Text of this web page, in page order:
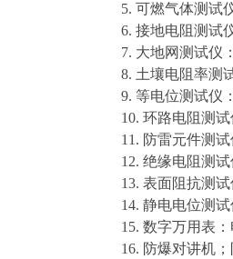
5. 可燃气体测试
6. 接地电阻测试
7. 大地网测试仪
8. 土壤电阻率测
9. 等电位测试仪
10. 环路电阻测
11. 防雷元件测
12. 绝缘电阻测
13. 表面阻抗测
14. 静电电位测
15. 数字万用表
16. 防爆对讲机